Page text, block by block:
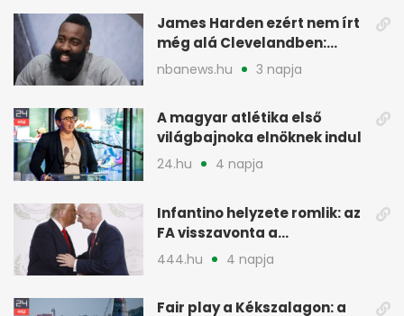
James Harden ezért nem írt
még alá Clevelandben:
pénzügyi okok
nbanews.hu 3 napja
A magyar atlétika első
világbajnoka elnöknek indul
24.hu 4 napja
Infantino helyzete romlik: az
FA visszavonta a
támogatását, jöhet a
444.hu 4 napja
Fair play a Kékszalagon: a